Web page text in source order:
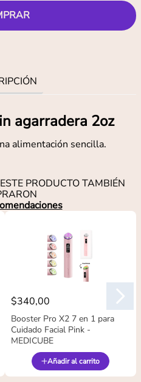
agarradera 2oz
alimentación sencilla.
PRODUCTO TAMBIÉN
$340,00
Booster Pro X2 7 en 1 para
Cuidado Facial Pink -
MEDICUBE
Añadir al carrito